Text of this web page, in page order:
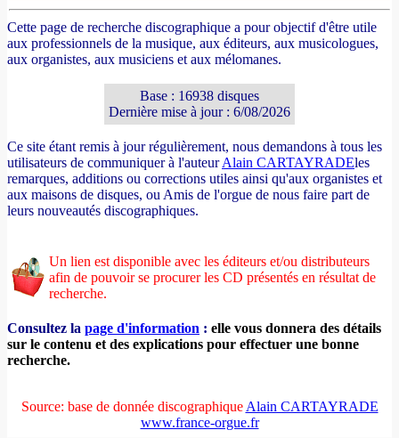
Cette page de recherche discographique a pour objectif d'être utile
aux professionnels de la musique, aux éditeurs, aux musicologues,
aux organistes, aux musiciens et aux mélomanes.
Base : 16938 disques
Dernière mise à jour : 6/08/2026
Ce site étant remis à jour régulièrement, nous demandons à tous les
utilisateurs de communiquer à l'auteurAlain CARTAYRADEles
remarques, additions ou corrections utiles ainsi qu'aux organistes et
aux maisons de disques, ou Amis de l'orgue de nous faire part de
leurs nouveautés discographiques.
Un lien est disponible avec les éditeurs et/ou distributeurs
afin de pouvoir se procurer les CD présentés en résultat de
recherche.
Consultez la page d'information : elle vous donnera des détails
sur le contenu et des explications pour effectuer une bonne
recherche.
Source: base de donnée discographique Alain CARTAYRADE
www.france-orgue.fr